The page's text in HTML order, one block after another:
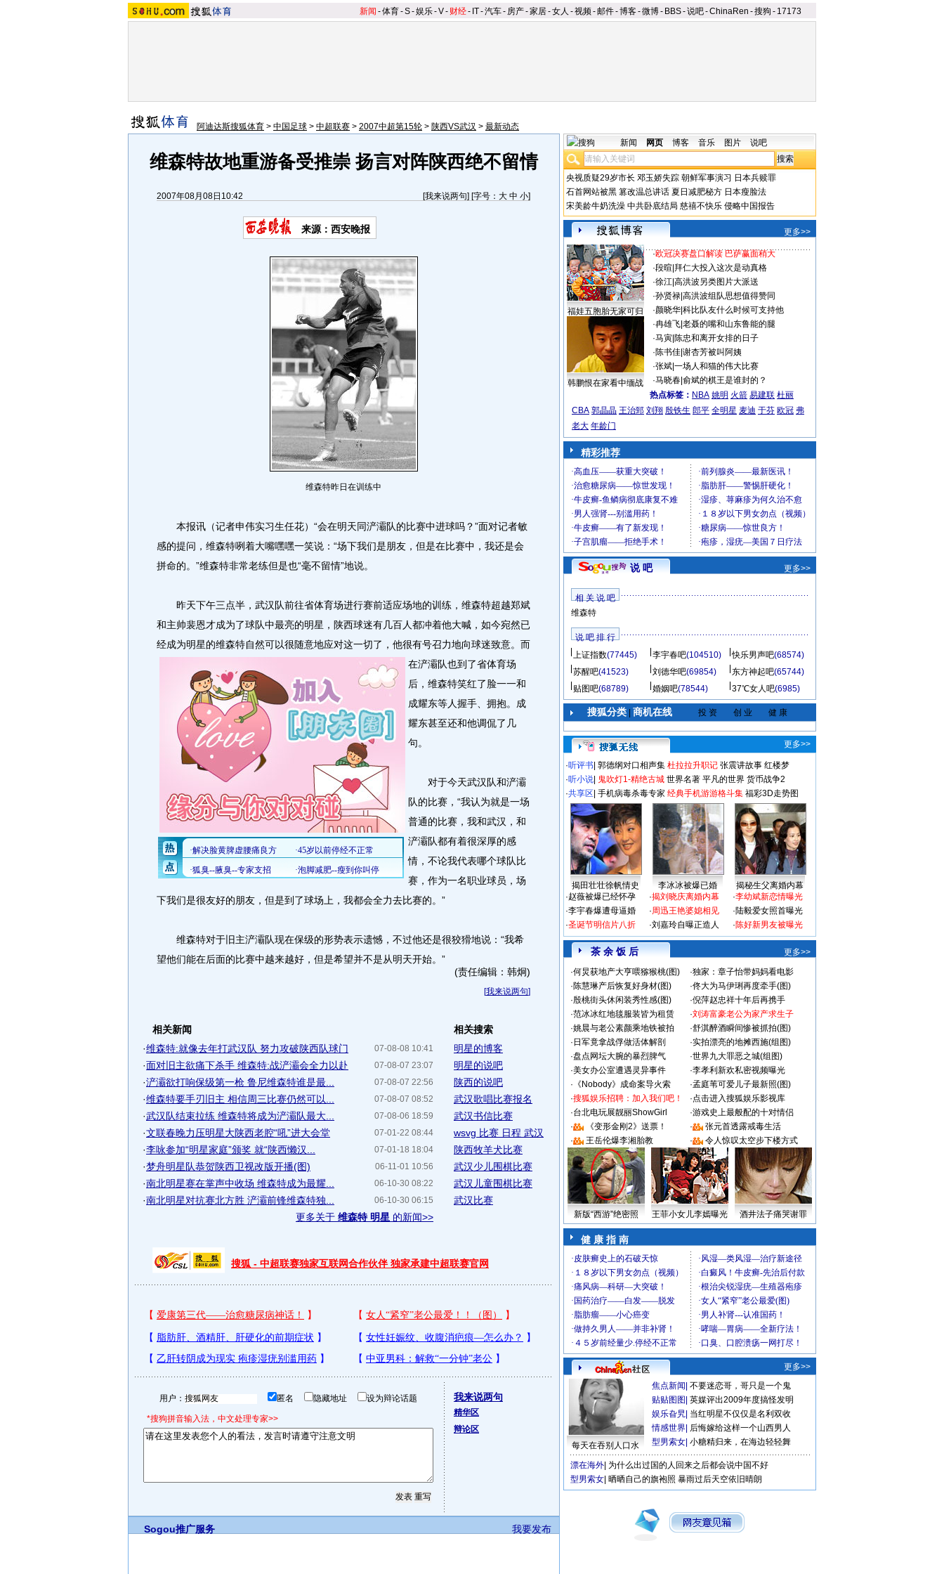
新闻 -体育-S-娱乐-V- 财经- IT-汽车- 房产-家居-女人 -视频-邮件-博客-微博- BBS-说吧-ChinaRen -搜狗 - 17173
阿迪达斯搜狐体育 > 中国足球 > 中超联赛 > 2007中超第15轮 > 陕西VS武汉 > 最新动态
维森特故地重游备受推崇 扬言对阵陕西绝不留情
2007年08月08日10:42 [我来说两句] [字号： 大 中 小]
来源：西安晚报
维森特昨日在训练中
本报讯（记者申伟实习生任花）“会在明天同浐灞队的比赛中进球吗？”面对记者敏
感的提问，维森特咧着大嘴嘿嘿一笑说：“场下我们是朋友，但是在比赛中，我还是会
拼命的。”维森特非常老练但是也“毫不留情”地说。
昨天下午三点半，武汉队前往省体育场进行赛前适应场地的训练，维森特超越郑斌
和主帅裴恩才成为了球队中最亮的明星，陕西球迷有几百人都冲着他大喊，如今宛然已
经成为明星的维森特自然可以很随意地应对这一切了，他很有号召力地向球迷致意。 而
在浐灞队也到了省体育场
后，维森特笑红了脸一一和
成耀东等人握手、拥抱。成
耀东甚至还和他调侃了几
句。
对于今天武汉队和浐灞
队的比赛，“我认为就是一场
普通的比赛，我和武汉，和
浐灞队都有着很深厚的感
情，不论我代表哪个球队比
赛，作为一名职业球员，场
下我们是很友好的朋友，但是到了球场上，我都会全力去比赛的。”
维森特对于旧主浐灞队现在保级的形势表示遗憾，不过他还是很狡猾地说：“我希
望他们能在后面的比赛中越来越好，但是希望并不是从明天开始。”
(责任编辑：韩炯)
[我来说两句]
相关新闻
07-08-08 10:41
·维森特:就像去年打武汉队 努力攻破陕西队球门
07-08-07 23:07
·面对旧主欲痛下杀手 维森特:战浐灞会全力以赴
07-08-07 22:56
·浐灞欲打响保级第一枪 鲁尼维森特谁是最...
07-08-07 08:52
·维森特要手刃旧主 相信周三比赛仍然可以...
07-08-06 18:59
·武汉队结束拉练 维森特将成为浐灞队最大...
07-01-22 08:44
·文联春晚力压明星大陕西老腔“吼”进大会堂
07-01-18 18:04
·李咏参加“明星家庭”颁奖 就“陕西懒汉...
06-11-01 10:56
·梦舟明星队恭贺陕西卫视改版开播(图)
06-10-30 08:22
·南北明星赛在掌声中收场 维森特成为最耀...
06-10-30 06:15
·南北明星对抗赛北方胜 浐灞前锋维森特独...
更多关于 维森特 明星 的新闻>>
相关搜索
明星的博客
明星的说吧
陕西的说吧
武汉歌唱比赛报名
武汉书信比赛
wsvg 比赛 日程 武汉
陕西牧羊犬比赛
武汉少儿围棋比赛
武汉儿童围棋比赛
武汉比赛
搜狐 - 中超联赛独家互联网合作伙伴 独家承建中超联赛官网
用户： 匿名 隐藏地址 设为辩论话题
*搜狗拼音输入法，中文处理专家>>
我来说两句
精华区
辩论区
我要发布
Sogou推广服务
新闻 网页 博客 音乐 图片 说吧
央视质疑29岁市长 邓玉娇失踪 朝鲜军事演习 日本兵赎罪
石首网站被黑 篡改温总讲话 夏日减肥秘方 日本瘦脸法
宋美龄牛奶洗澡 中共卧底结局 慈禧不快乐 侵略中国报告
更多>>
福娃五胞胎无家可归
韩鹏恨在家看中缅战
·欧冠决赛盘口解读 巴萨赢面稍大
·段暄 拜仁大投入这次是动真格
·徐江| 高洪波另类图片大派送
·孙贤禄| 高洪波组队思想值得赞同
·颜晓华| 科比队友什么时候可支持他
·冉雄飞| 老聂的嘴和山东鲁能的腿
·马寅| 陈忠和离开女排的日子
·陈书佳| 谢杏芳被叫阿姨
·张斌| 一场人和猫的伟大比赛
·马晓春| 俞斌的棋王是谁封的？
热点标签： NBA 姚明 火箭 易建联 杜丽
CBA 郭晶晶 王治郅 刘翔 殷铁生 郎平 全明星 麦迪 于芬 欧冠 弗
老大 年龄门
精彩推荐
说 吧 更多>>
相 关 说 吧
维森特
说 吧 排 行
上证指数(77445) 李宇春吧(104510) 快乐男声吧(68574)
苏醒吧(41523) 刘德华吧(69854) 东方神起吧(65744)
贴图吧(68789) 婚姻吧(78544) 37℃女人吧(6985)
搜狐分类| 商机在线 投 资 创 业 健 康
更多>>
·听评书 郭德纲对口相声集 杜拉拉升职记 张震讲故事 红楼梦
·听小说 鬼吹灯1-精绝古城 世界名著 平凡的世界 货币战争2
·共享区 手机病毒杀毒专家 经典手机游游格斗集 福彩3D走势图
揭田壮壮徐帆情史 李冰冰被爆已婚
揭秘生父离婚内幕
·赵薇被爆已经怀孕
·李宇春爆遭母逼婚
·圣诞节明信片八折
·揭刘晓庆离婚内幕
·周迅王艳婆媳相见
·刘嘉玲自曝正造人
·李幼斌新恋情曝光
·陆毅爱女照首曝光
·陈好新男友被曝光
茶 余 饭 后
更多>>
·何炅获地产大亨喂猕猴桃(图) ·独家：章子怡带妈妈看电影
·陈慧琳产后恢复好身材(图) ·佟大为马伊琍再度牵手(图)
·殷桃街头休闲装秀性感(图) ·倪萍赵忠祥十年后再携手
·范冰冰红地毯服装皆为租赁 ·刘涛富豪老公为家产求生子
·姚晨与老公素颜乘地铁被拍 ·舒淇醉酒瞬间惨被抓拍(图)
· 日军竟拿战俘做活体解剖 ·实拍漂亮的地摊西施(组图)
·盘点网坛大腕的暴烈脾气 ·世界九大罪恶之城(组图)
·美女办公室遭遇灵异事件 ·李孝利新欢私密视频曝光
· 《Nobody》成命案导火索 ·孟庭苇可爱儿子最新照(图)
·搜狐娱乐招聘：加入我们吧！ ·点击进入搜狐娱乐影视库
·台北电玩展靓丽ShowGirl ·游戏史上最般配的十对情侣
·
《变形金刚2》送票！ ·
张元首透露戒毒生活
·
王岳伦爆李湘胎教 · 令人惊叹太空步下楼方式
新版“西游”绝密照 王菲小女儿李嫣曝光 酒井法子痛哭谢罪
健 康 指 南
更多>>
每天在吞别人口水
焦点新闻 不要迷恋哥，哥只是一个鬼
贴贴图图 英媒评出2009年度搞怪发明
娱乐旮旯 当红明星不仅仅是名利双收
情感世界 后悔嫁给这样一个山西男人
型男索女 小糖精归来，在海边轻轻舞
漂在海外 为什么出过国的人回来之后都会说中国不好
型男索女 晒晒自己的旗袍照 暴雨过后天空依旧晴朗